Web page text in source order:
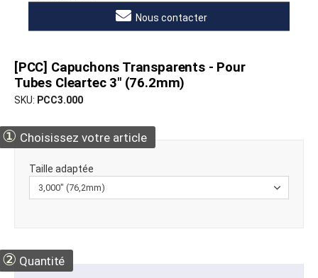
Nous contacter
[PCC] Capuchons Transparents - Pour
Tubes Cleartec 3" (76.2mm)
SKU PCC3.000
① Choisissez votre article
Taille adaptée
② Quantité